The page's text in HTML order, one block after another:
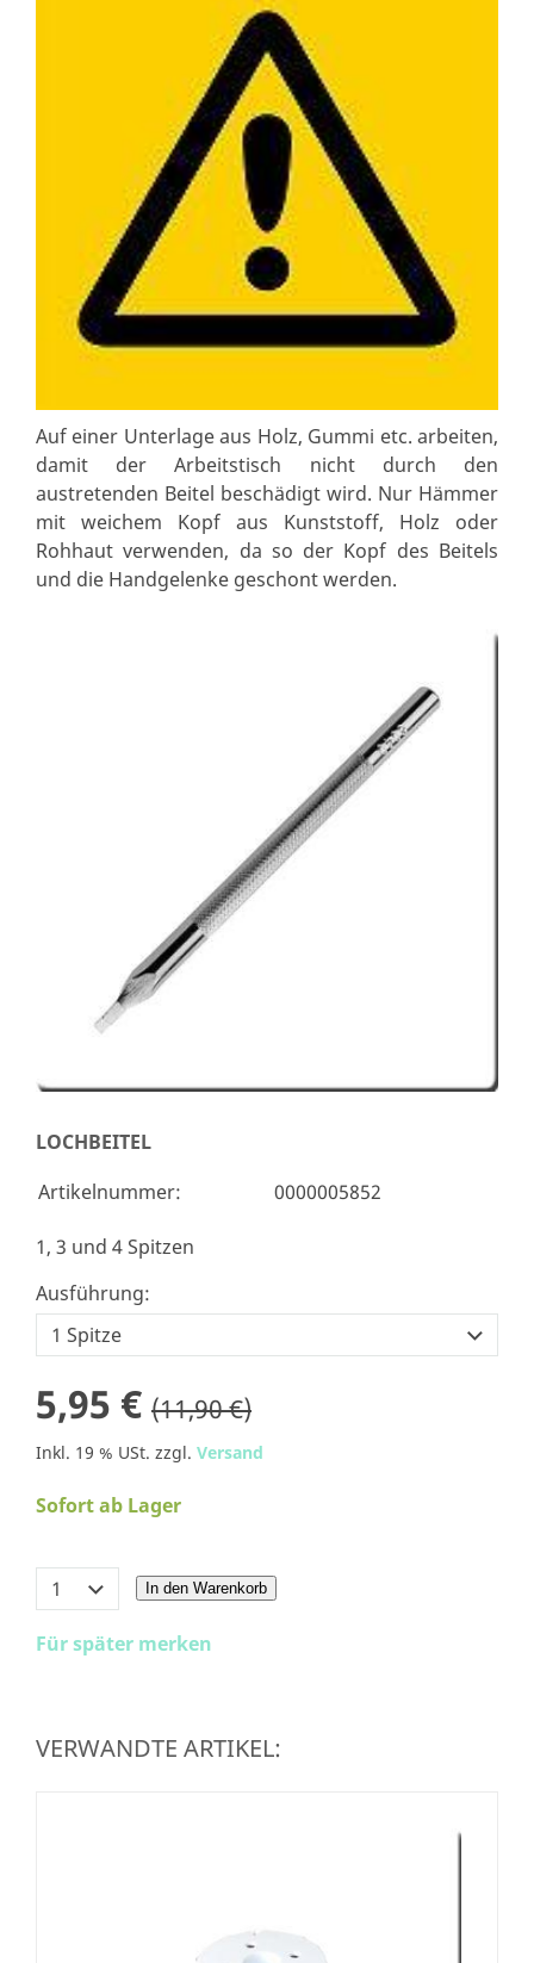
Auf einer Unterlage aus Holz, Gummi etc. arbeiten,
damit der Arbeitstisch nicht durch den
austretenden Beitel beschädigt wird. Nur Hämmer
mit weichem Kopf aus Kunststoff, Holz oder
Rohhaut verwenden, da so der Kopf des Beitels
und die Handgelenke geschont werden.
LOCHBEITEL
Artikelnummer:
0000005852
1, 3 und 4 Spitzen
Ausführung:
5,95 € (11,90 €)
Inkl. 19 % USt. zzgl. Versand
Sofort ab Lager
In den Warenkorb
Für später merken
VERWANDTE ARTIKEL: